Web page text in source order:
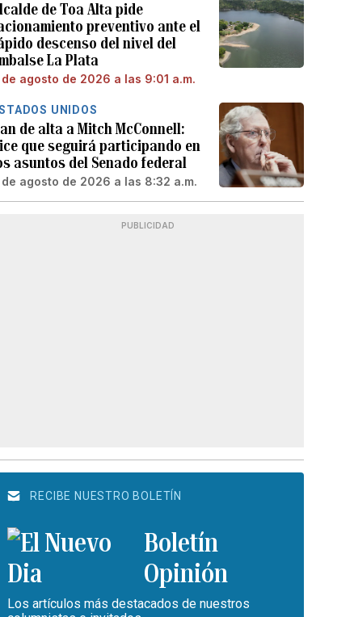
de Toa Alta pide
preventivo ante el
descenso del nivel del
La Plata
de agosto de 2026 a las 9:01 a.m.
UNIDOS
de alta a Mitch McConnell:
que seguirá participando en
asuntos del Senado federal
de agosto de 2026 a las 8:32 a.m.
PUBLICIDAD
RECIBE NUESTRO BOLETÍN
Boletín
Opinión
Los artículos más destacados de nuestros